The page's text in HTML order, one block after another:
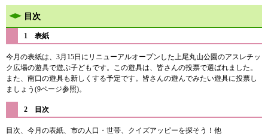
目次
1 表紙
今月の表紙は、3月15日にリニューアルオープンした上尾丸山公園のアスレチッ
ク広場の遊具で遊ぶ子どもです。この遊具は、皆さんの投票で選ばれました。
また、南口の遊具も新しくする予定です。皆さんの遊んでみたい遊具に投票し
ましょう(9ページ参照)。
2 目次
目次、今月の表紙、市の人口・世帯、クイズアッピーを探そう！他